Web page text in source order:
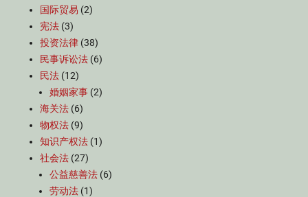
国际贸易 (2)
宪法 (3)
投资法律 (38)
民事诉讼法 (6)
民法 (12)
婚姻家事 (2)
海关法 (6)
物权法 (9)
知识产权法 (1)
社会法 (27)
公益慈善法 (6)
劳动法 (1)